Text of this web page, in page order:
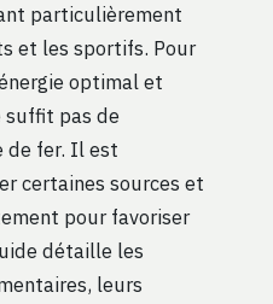
particulièrement
et les sportifs. Pour
optimal et
suffit pas de
de fer. Il est
certaines sources et
pour favoriser
détaille les
leurs